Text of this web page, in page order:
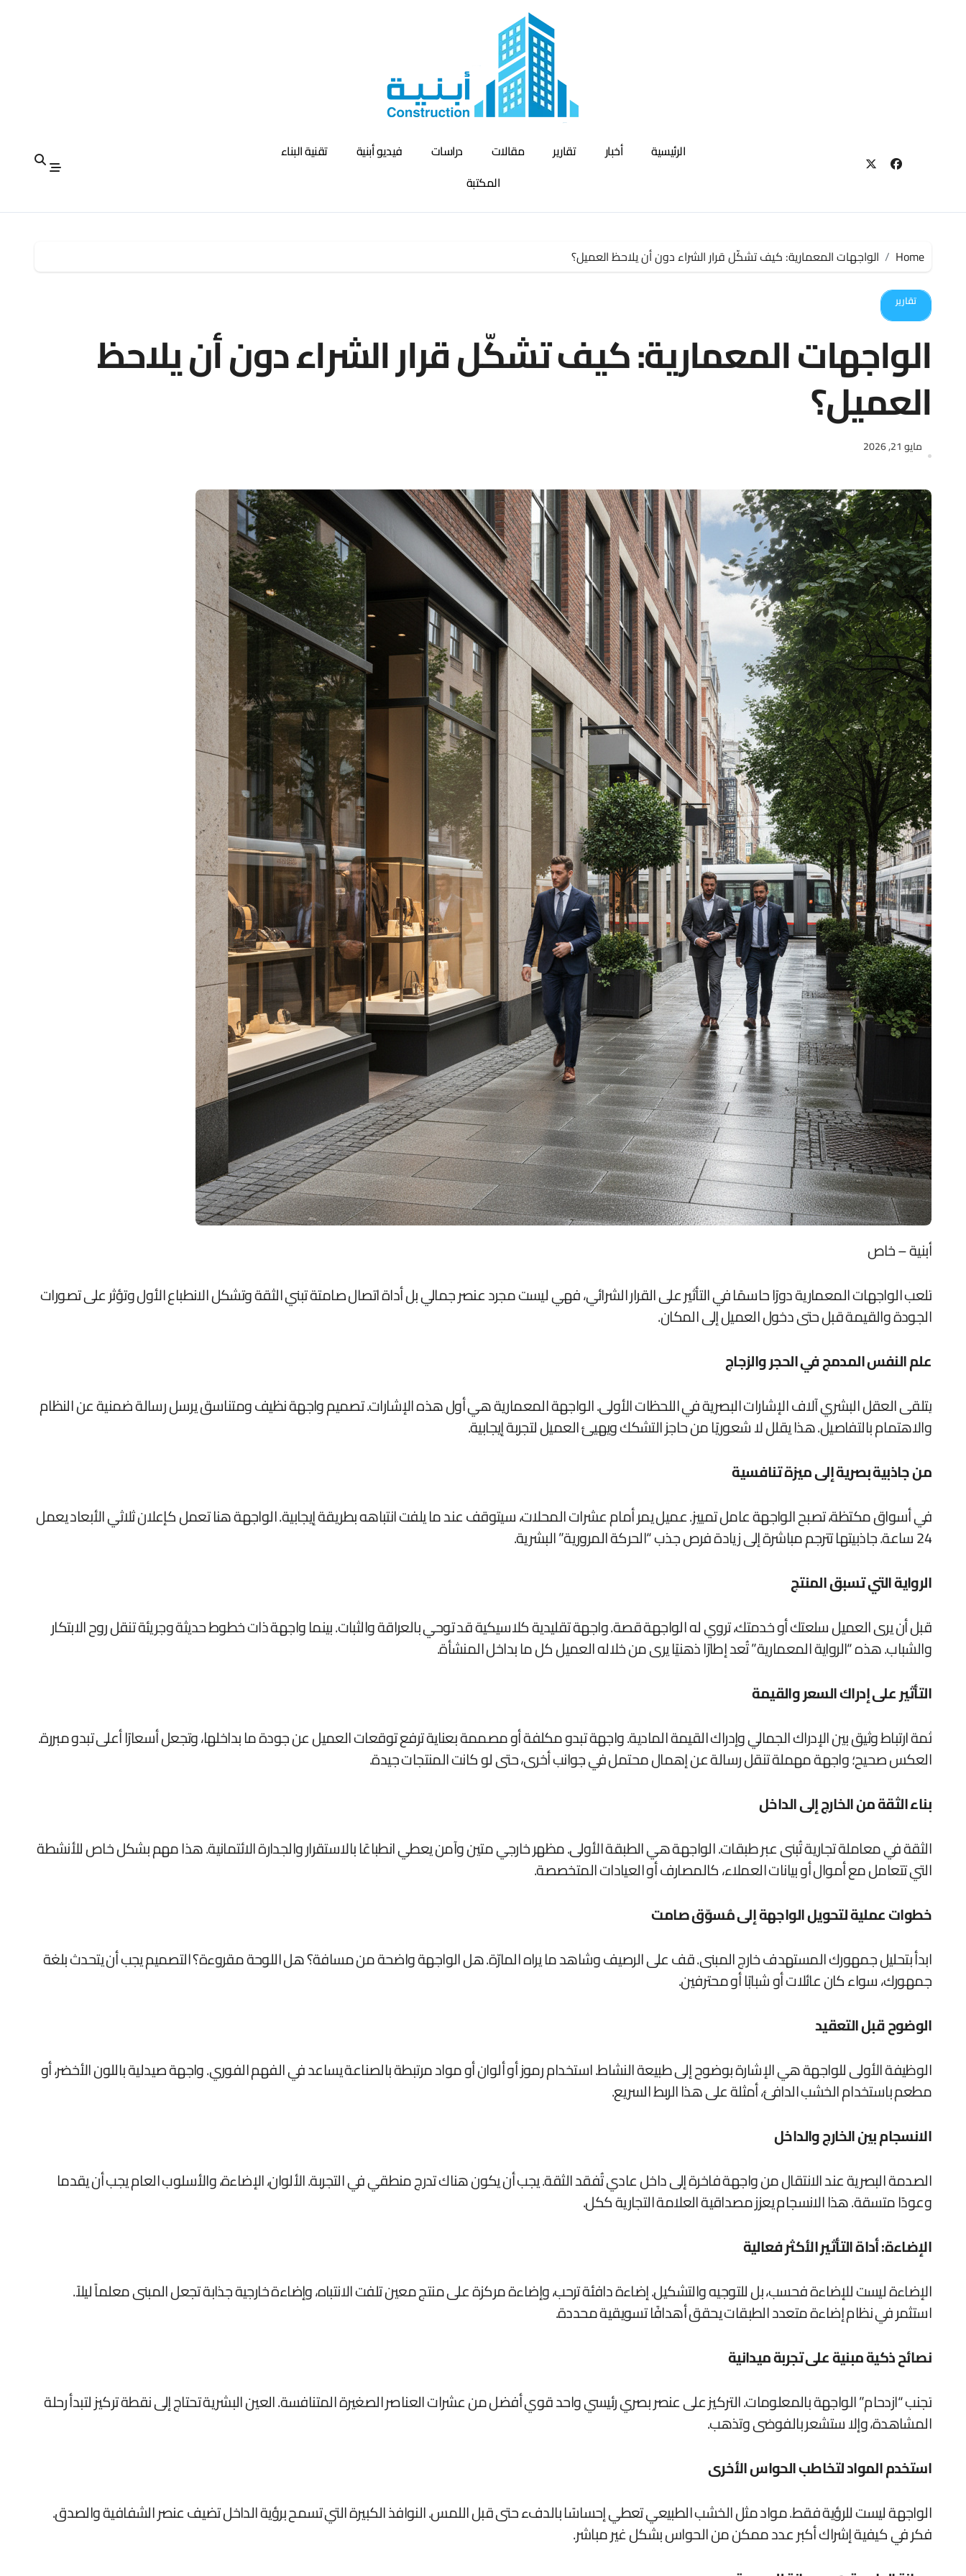
الرئيسية أخبار تقارير مقالات دراسات فيديو أبنية
تقنية البناء
المكتبة
Home الواجهات المعمارية: كيف تشكّل قرار الشراء دون أن يلاحظ العميل؟
تقارير
الواجهات المعمارية: كيف تشكّل قرار الشراء دون أن يلاحظ
العميل؟
مايو 21, 2026
أبنية – خاص
تلعب الواجهات المعمارية دورًا حاسمًا في التأثير على القرار الشرائي، فهي ليست مجرد عنصر جمالي بل أداة اتصال صامتة تبني الثقة وتشكل الانطباع الأول وتؤثر على تصورات
الجودة والقيمة قبل حتى دخول العميل إلى المكان.
علم النفس المدمج في الحجر والزجاج
يتلقى العقل البشري آلاف الإشارات البصرية في اللحظات الأولى. الواجهة المعمارية هي أول هذه الإشارات. تصميم واجهة نظيف ومتناسق يرسل رسالة ضمنية عن النظام
والاهتمام بالتفاصيل. هذا يقلل لا شعوريًا من حاجز التشكك ويهيئ العميل لتجربة إيجابية.
من جاذبية بصرية إلى ميزة تنافسية
في أسواق مكتظة، تصبح الواجهة عامل تمييز. عميل يمر أمام عشرات المحلات، سيتوقف عند ما يلفت انتباهه بطريقة إيجابية. الواجهة هنا تعمل كإعلان ثلاثي الأبعاد يعمل
24 ساعة. جاذبيتها تترجم مباشرة إلى زيادة فرص جذب “الحركة المرورية” البشرية.
الرواية التي تسبق المنتج
قبل أن يرى العميل سلعتك أو خدمتك، تروي له الواجهة قصة. واجهة تقليدية كلاسيكية قد توحي بالعراقة والثبات. بينما واجهة ذات خطوط حديثة وجريئة تنقل روح الابتكار
والشباب. هذه “الرواية المعمارية” تُعد إطارًا ذهنيًا يرى من خلاله العميل كل ما بداخل المنشأة.
التأثير على إدراك السعر والقيمة
ثمة ارتباط وثيق بين الإدراك الجمالي وإدراك القيمة المادية. واجهة تبدو مكلفة أو مصممة بعناية ترفع توقعات العميل عن جودة ما بداخلها، وتجعل أسعارًا أعلى تبدو مبررة.
العكس صحيح؛ واجهة مهملة تنقل رسالة عن إهمال محتمل في جوانب أخرى، حتى لو كانت المنتجات جيدة.
بناء الثقة من الخارج إلى الداخل
الثقة في معاملة تجارية تُبنى عبر طبقات. الواجهة هي الطبقة الأولى. مظهر خارجي متين وآمن يعطي انطباعًا بالاستقرار والجدارة الائتمانية. هذا مهم بشكل خاص للأنشطة
التي تتعامل مع أموال أو بيانات العملاء، كالمصارف أو العيادات المتخصصة.
خطوات عملية لتحويل الواجهة إلى مُسوّق صامت
ابدأ بتحليل جمهورك المستهدف خارج المبنى. قف على الرصيف وشاهد ما يراه المارّة. هل الواجهة واضحة من مسافة؟ هل اللوحة مقروءة؟ التصميم يجب أن يتحدث بلغة
جمهورك، سواء كان عائلات أو شبابًا أو محترفين.
الوضوح قبل التعقيد
الوظيفة الأولى للواجهة هي الإشارة بوضوح إلى طبيعة النشاط. استخدام رموز أو ألوان أو مواد مرتبطة بالصناعة يساعد في الفهم الفوري. واجهة صيدلية باللون الأخضر، أو
مطعم باستخدام الخشب الدافئ، أمثلة على هذا الربط السريع.
الانسجام بين الخارج والداخل
الصدمة البصرية عند الانتقال من واجهة فاخرة إلى داخل عادي تُفقد الثقة. يجب أن يكون هناك تدرج منطقي في التجربة. الألوان، الإضاءة، والأسلوب العام يجب أن يقدما
وعودًا متسقة. هذا الانسجام يعزز مصداقية العلامة التجارية ككل.
الإضاءة: أداة التأثير الأكثر فعالية
الإضاءة ليست للإضاءة فحسب، بل للتوجيه والتشكيل. إضاءة دافئة ترحب، وإضاءة مركزة على منتج معين تلفت الانتباه، وإضاءة خارجية جذابة تجعل المبنى معلماً ليلاً.
استثمر في نظام إضاءة متعدد الطبقات يحقق أهدافًا تسويقية محددة.
نصائح ذكية مبنية على تجربة ميدانية
تجنب “ازدحام” الواجهة بالمعلومات. التركيز على عنصر بصري رئيسي واحد قوي أفضل من عشرات العناصر الصغيرة المتنافسة. العين البشرية تحتاج إلى نقطة تركيز لتبدأ رحلة
المشاهدة، وإلا ستشعر بالفوضى وتذهب.
استخدم المواد لتخاطب الحواس الأخرى
الواجهة ليست للرؤية فقط. مواد مثل الخشب الطبيعي تعطي إحساسًا بالدفء حتى قبل اللمس. النوافذ الكبيرة التي تسمح برؤية الداخل تضيف عنصر الشفافية والصدق.
فكر في كيفية إشراك أكبر عدد ممكن من الحواس بشكل غير مباشر.